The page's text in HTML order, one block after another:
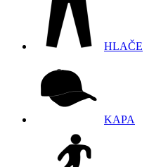
HLAČE
KAPA